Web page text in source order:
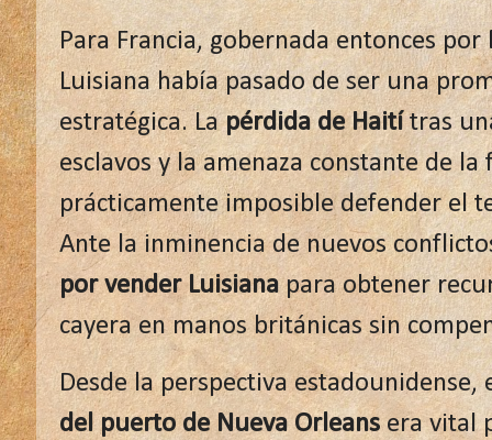
Para Francia, gobernada entonces por
Luisiana había pasado de ser una
estratégica. Lapérdida de Haitítras
esclavos y la amenaza constante de
prácticamente imposible defender el
Ante la inminencia de nuevos
por vender Luisianapara obtener
cayera en manos británicas sin
Desde la perspectiva estadounidense,
del puerto de Nueva Orleansera vital